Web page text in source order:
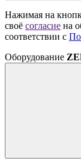
Нажимая на
своё согласие на
соответствии с
Оборудование